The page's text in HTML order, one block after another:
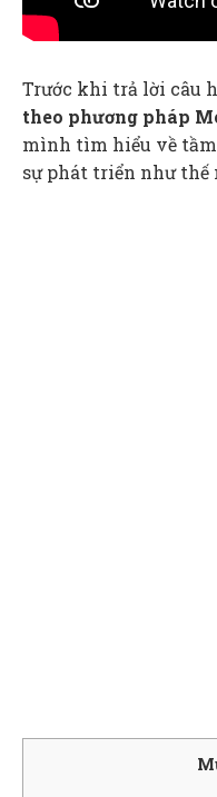
Trước khi trả lời câu
theo phương pháp
mình tìm hiểu về
sự phát triển như thế